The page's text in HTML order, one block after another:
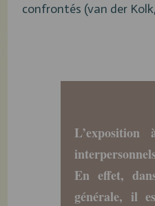
confrontés (van der
En effet,
générale, il